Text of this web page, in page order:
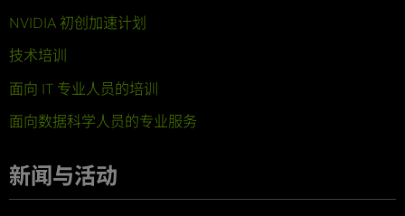
NVIDIA 初创加速计划
技术培训
面向 IT 专业人员的培训
面向数据科学人员的专业服务
新闻与活动